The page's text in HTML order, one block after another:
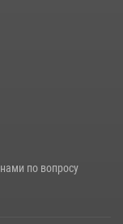
во время
по вопросу